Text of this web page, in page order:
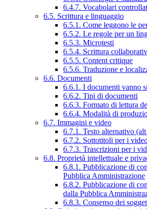
6.4.7. Vocabolari
6.5. Scrittura e linguaggio
6.5.1. Come leggono le
6.5.2. Le regole per un
6.5.3. Microtesti
6.5.4. Scrittura
6.5.5. Content critique
6.5.6. Traduzione e
6.6. Documenti
6.6.1. I documenti vanno
6.6.2. Tipi di documenti
6.6.3. Formato di lettura
6.6.4. Modalità di
6.7. Immagini e video
6.7.1. Testo alternativo
6.7.2. Sottotitoli per i
6.7.3. Trascrizioni per i
6.8. Proprietà intellettuale e
6.8.1. Pubblicazione di
Pubblica Amministrazione
6.8.2. Pubblicazione di
dalla Pubblica
6.8.3. Consenso dei